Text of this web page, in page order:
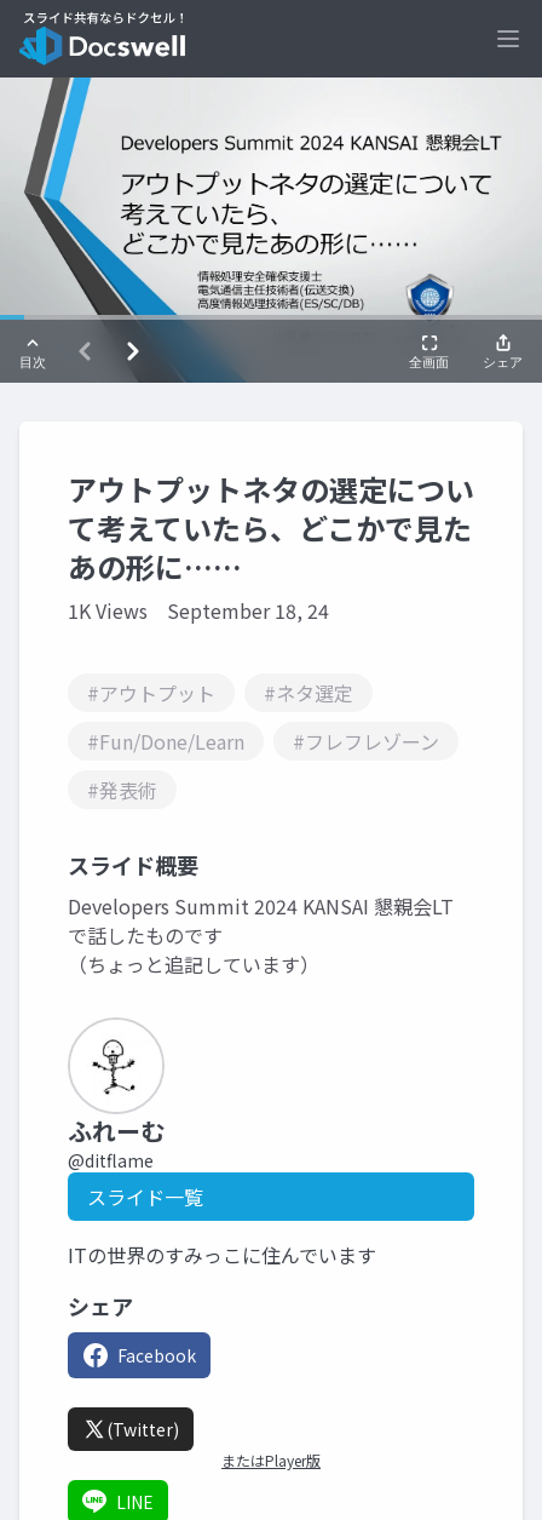
アウトプットネタの選定につい
て考えていたら、どこかで見た
あの形に……
1K Views September 18, 24
#アウトプット
#ネタ選定
#Fun/Done/Learn
#フレフレゾーン
#発表術
スライド概要
Developers Summit 2024 KANSAI 懇親会LT
で話したものです
（ちょっと追記しています）
ふれーむ
@ditflame
スライド一覧
ITの世界のすみっこに住んでいます
シェア
Facebook
(Twitter)
またはPlayer版
LINE